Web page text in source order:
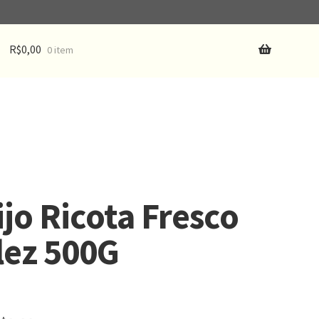
R$0,00 0 item
Ricota Fresco
500G